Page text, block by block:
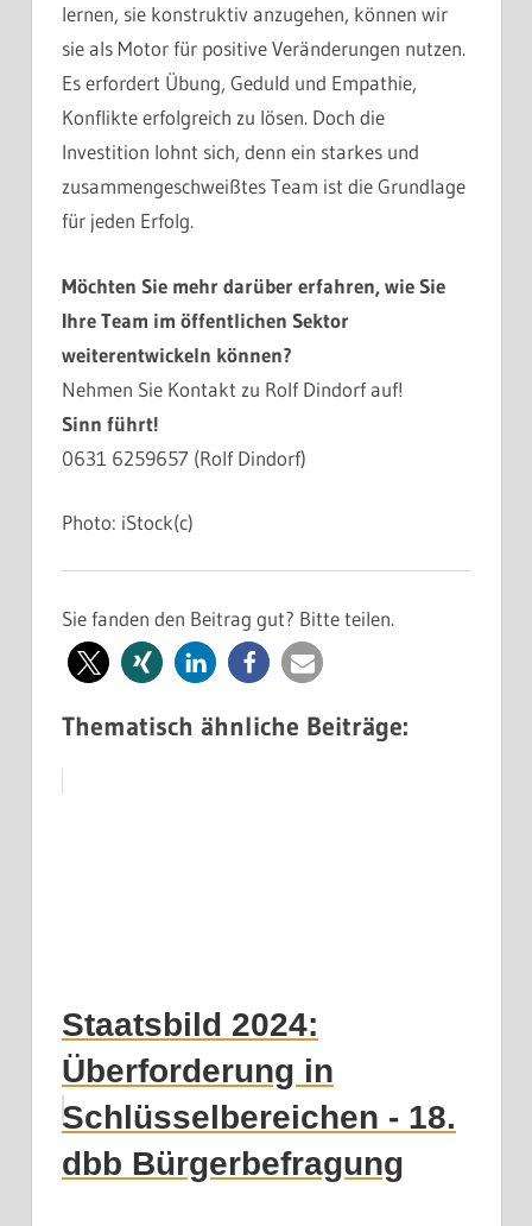
lernen, sie konstruktiv anzugehen, können wir
sie als Motor für positive Veränderungen nutzen.
Es erfordert Übung, Geduld und Empathie,
Konflikte erfolgreich zu lösen. Doch die
Investition lohnt sich, denn ein starkes und
zusammengeschweißtes Team ist die Grundlage
für jeden Erfolg.
Möchten Sie mehr darüber erfahren, wie Sie
Ihre Team im öffentlichen Sektor
weiterentwickeln können?
Nehmen Sie Kontakt zu Rolf Dindorf auf!
Sinn führt!
0631 6259657 (Rolf Dindorf)
Photo: iStock(c)
Sie fanden den Beitrag gut? Bitte teilen.
Thematisch ähnliche Beiträge:
Staatsbild 2024:
Überforderung in
Schlüsselbereichen - 18.
dbb Bürgerbefragung